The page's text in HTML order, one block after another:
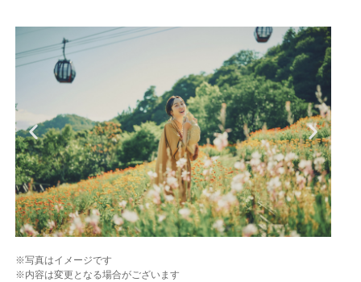
※写真はイメージです
※内容は変更となる場合がございます